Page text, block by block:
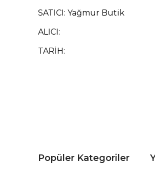
SATICI: Yağmur Butik
ALICI:
TARİH:
Popüler Kategoriler